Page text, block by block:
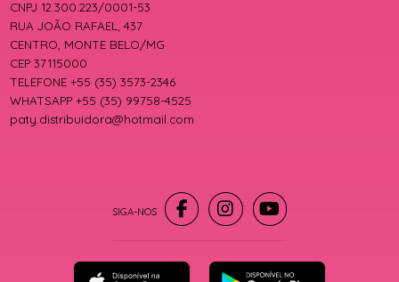
CNPJ 12.300.223/0001-53
RUA JOÃO RAFAEL, 437
CENTRO, MONTE BELO/MG
CEP 37115000
TELEFONE +55 (35) 3573-2346
WHATSAPP +55 (35) 99758-4525
paty.distribuidora@hotmail.com